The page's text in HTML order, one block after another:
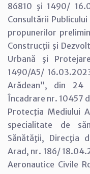
86810 şi 1490/
Consultării
propunerilor
Construcţii şi
Urbană şi
1490/A5/
Arădean”, din 24
Încadrare nr. 10457
Protecţia Mediului
specialitate de
Sănătăţii, Direcţia
Arad, nr. 186/
Aeronautice Civile